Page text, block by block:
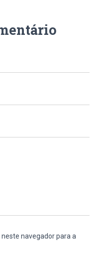
navegador para a